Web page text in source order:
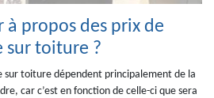
à propos des prix de
sur toiture ?
sur toiture dépendent principalement de la
car c’est en fonction de celle-ci que sera